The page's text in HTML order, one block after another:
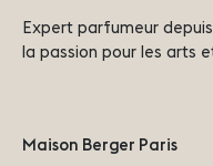
Expert parfumeur
la passion pour les arts
Maison Berger Paris